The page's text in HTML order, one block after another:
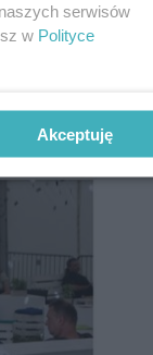
serwisów
w Polityce
Akceptuję